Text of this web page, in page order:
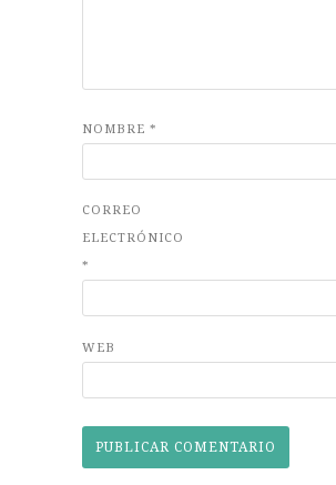
NOMBRE *
CORREO
ELECTRÓNICO
*
WEB